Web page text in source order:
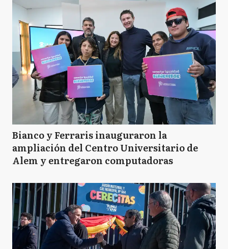
Bianco y Ferraris inauguraron la
ampliación del Centro Universitario de
Alem y entregaron computadoras